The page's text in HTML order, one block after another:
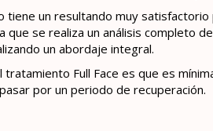
un resultando muy
que se realiza un análisis completo
un abordaje integral.
Full Face es que es
por un periodo de recuperación.